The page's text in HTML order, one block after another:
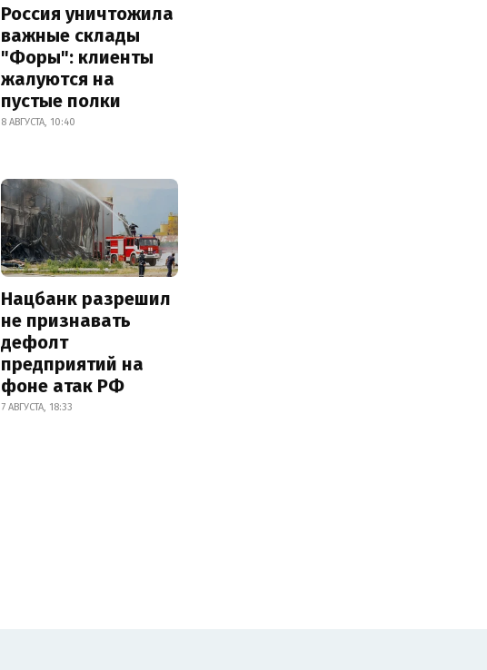
Россия уничтожила
важные склады
"Форы": клиенты
жалуются на
пустые полки
8 АВГУСТА, 10:40
Нацбанк разрешил
не признавать
дефолт
предприятий на
фоне атак РФ
7 АВГУСТА, 18:33